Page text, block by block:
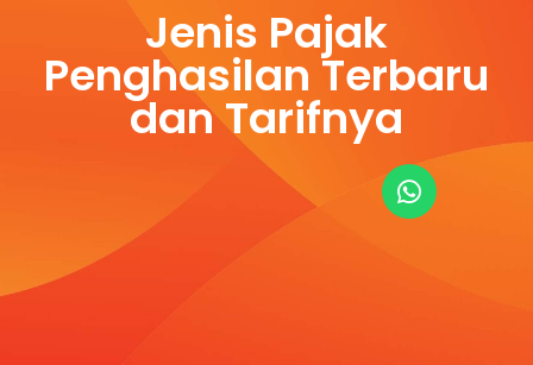
Jenis Pajak
Penghasilan Terbaru
dan Tarifnya